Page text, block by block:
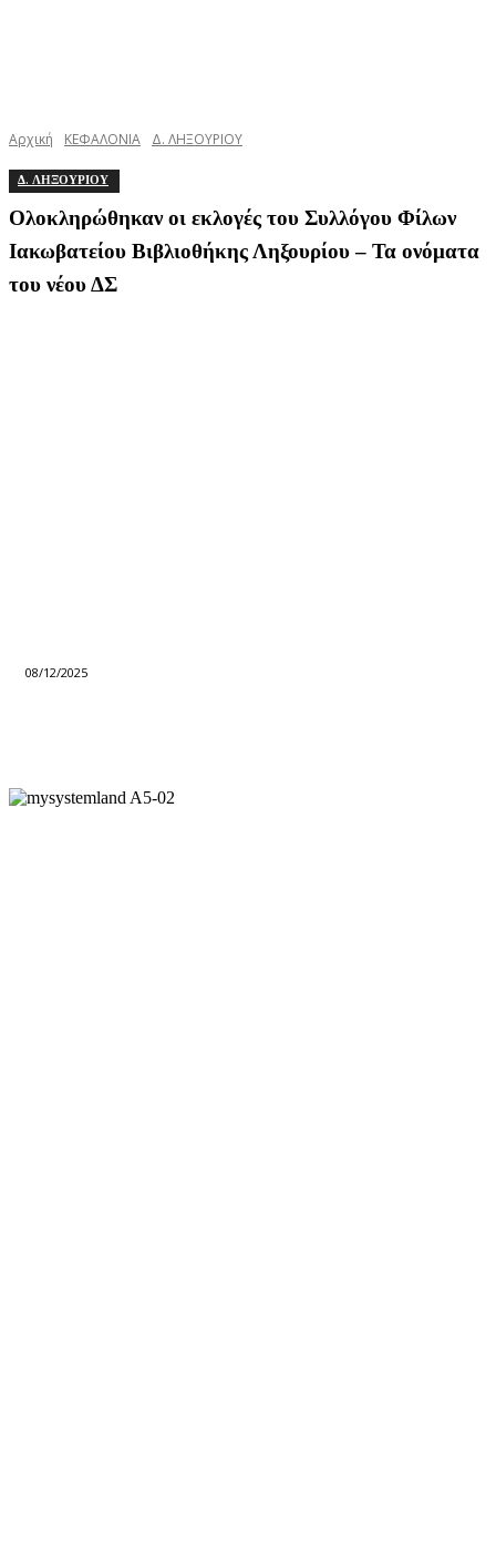
Αρχική ΚΕΦΑΛΟΝΙΑ Δ. ΛΗΞΟΥΡΙΟΥ
Δ. ΛΗΞΟΥΡΙΟΥ
Ολοκληρώθηκαν οι εκλογές του Συλλόγου Φίλων
Ιακωβατείου Βιβλιοθήκης Ληξουρίου – Τα ονόματα
του νέου ΔΣ
08/12/2025